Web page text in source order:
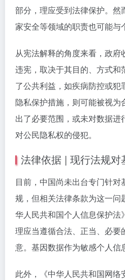
部分，理应受到法律保护。然
家安全等领域的职责也可能与
从宪法解释的角度来看，政
违宪，取决于其目的、方式和
了公共利益，如疾病防控或犯
隐私保护措施，则可能被视为
出了必要范围，或未对数据
对公民隐私权的侵犯。
法律依据 | 现行法规对
目前，中国尚未出台专门针
规，但相关法律条款为这一问
华人民共和国个人信息保护法
理应当遵循合法、正当、必要
意。基因数据作为敏感个人信
此外，《中华人民共和国网